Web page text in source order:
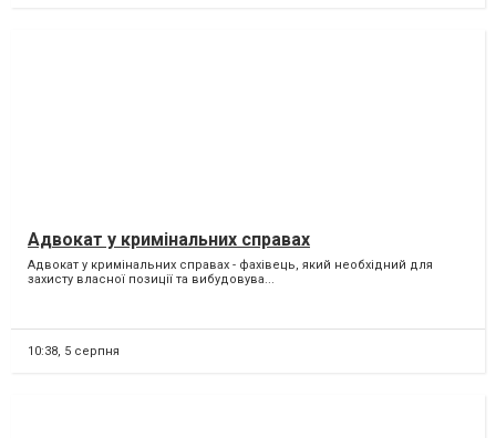
Адвокат у кримінальних справах
Адвокат у кримінальних справах - фахівець, який необхідний для
захисту власної позиції та вибудовува...
10:38, 5 серпня